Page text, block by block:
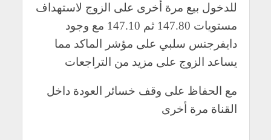
للدخول بيع مرة أخرى على الزوج لاستهداف
مستويات 147.80 ثم 147.10 مع وجود
دايفرجنس سلبي على مؤشر الماكد مما
يساعد الزوج على مزيد من التراجعات
مع الحفاظ على وقف خسائر العودة داخل
القناة مرة أخرى